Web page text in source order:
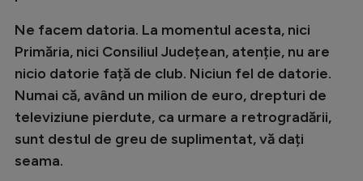
Ne facem datoria. La momentul acesta, nici
Primăria, nici Consiliul Județean, atenție, nu are
nicio datorie față de club. Niciun fel de datorie.
Numai că, având un milion de euro, drepturi de
televiziune pierdute, ca urmare a retrogradării,
sunt destul de greu de suplimentat, vă dați
seama.